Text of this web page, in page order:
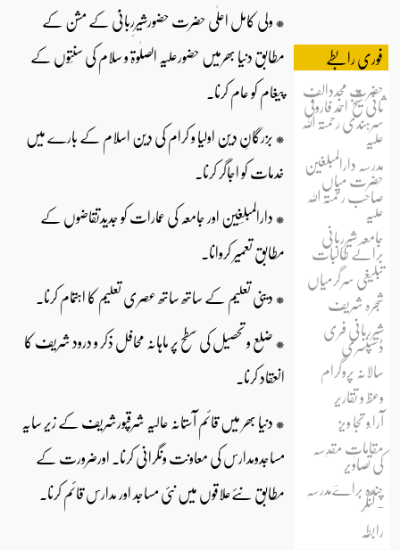
فوری رابطے
حضرت مجددالف
ثانی شیخ احمد فاروقی
سرہندی رحمتہ اللہ
علیہ
مدرسہ دارالمبلغین
حضرت میاں
صاحب رحمتہ اللہ
علیہ
جامعہ شیرِربانی
برائے طالبات
تبلیغی سرگرمیاں
شجرہ شریف
شیرِربانی فری
ڈسپنسری
سالانہ پروگرام
وعظ و تقاریر
آرا ٗو تجا ویز
مقاماتِ مقدِسہ
کی تصاویر
چندہ براےؔمدرسہ
- لنگر
رابطہ
* ولی کامل اعلٰی حضرت حضورشیرِربانیؒ کے مشن کے
مطابق دنیا بھرمیں حضورعلیہ الصلٰوۃ و سلام کی سنتؔوں کے
پیغام کو عام کرنا۔
* بزرگانِ دین اولیا و کرام کی دین اسلام کے بارے میں
خدمات کو اجاگر کرنا۔
* دارالمبلؔغین اور جامعہ کی عمارات کو جدیدتقاضوں کے
مطابق تعمیر کروانا۔
* دینی تعلیم کے ساتھ ساتھ عصری تعلیم کا اہتمام کرنا۔
* ضلع و تحصیل کی سطح پر ماہانہ محافل ذکر و درود شریف کا
انعقاد کرنا۔
* دنیا بھر میں قائم آستانہ عالیہ شرقپورشریف کے زیر سایہ
مساجدومدارس کی معاونت ونگرانی کرنا۔ اورضرورت کے
مطابق نئےعلاقوں میں نئی مساجد اور مدارس قائم کرنا۔